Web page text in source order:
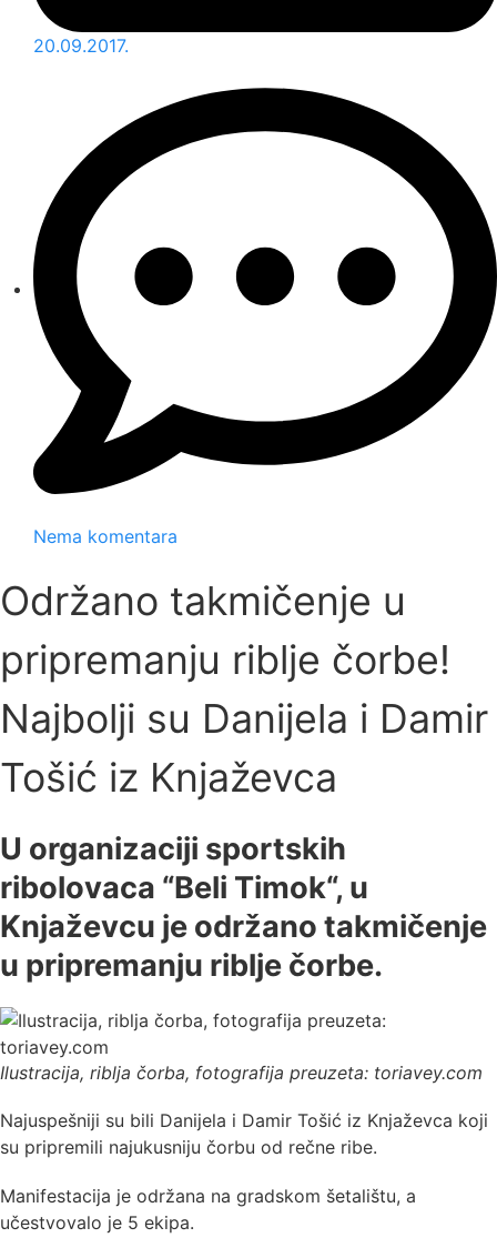
20.09.2017.
Nema komentara
Održano takmičenje u
pripremanju riblje čorbe!
Najbolji su Danijela i Damir
Tošić iz Knjaževca
U organizaciji sportskih
ribolovaca “Beli Timok“, u
Knjaževcu je održano takmičenje
u pripremanju riblje čorbe.
Ilustracija, riblja čorba, fotografija preuzeta: toriavey.com
Najuspešniji su bili Danijela i Damir Tošić iz Knjaževca koji
su pripremili najukusniju čorbu od rečne ribe.
Manifestacija je održana na gradskom šetalištu, a
učestvovalo je 5 ekipa.